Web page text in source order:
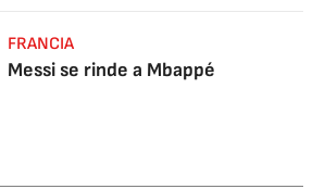
FRANCIA
Messi se rinde a Mbappé